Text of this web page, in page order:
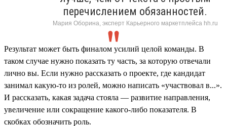
перечислением обязанностей.
Мария Оборина, эксперт Карьерного маркетплейса hh.ru
Результат может быть финалом усилий целой команды. В
таком случае нужно показать ту часть, за которую отвечали
лично вы. Если нужно рассказать о проекте, где кандидат
занимал какую-то из ролей, можно написать «участвовал в...».
И рассказать, какая задача стояла — развитие направления,
увеличение или сокращение какого-либо показателя. В
скобках обозначить роль.